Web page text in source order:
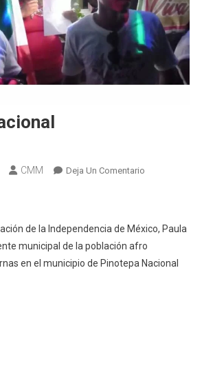
CMM Deja Un ComentarioEn
de la Independencia de México, Paula
municipal de la población afro
en el municipio de Pinotepa Nacional